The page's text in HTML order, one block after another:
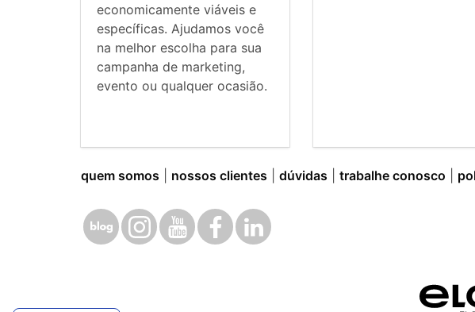
economicamente viáveis e
específicas. Ajudamos você
na melhor escolha para sua
campanha de marketing,
evento ou qualquer ocasião.
quem somos nossos clientes dúvidas trabalhe conosco